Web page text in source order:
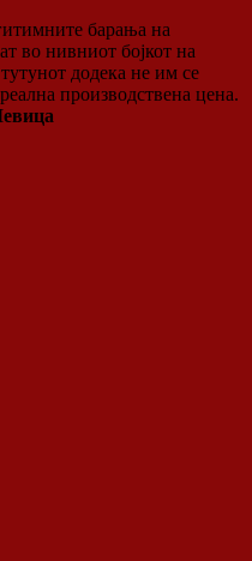
барања на
во нивниот бојкот на
додека не им се
производствена цена.